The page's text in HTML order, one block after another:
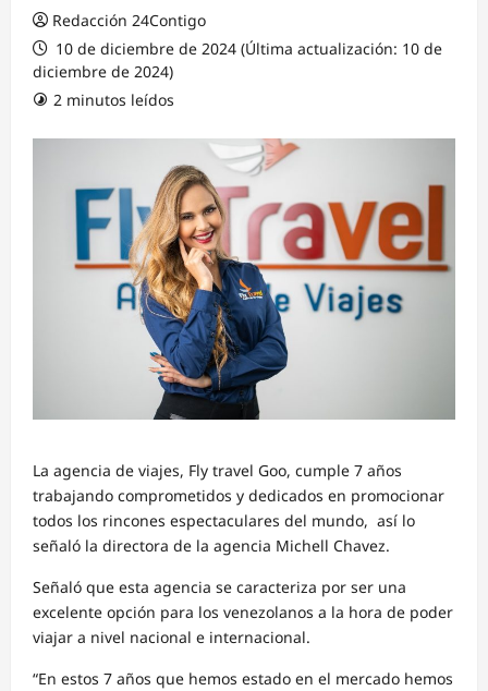
Redacción 24Contigo
10 de diciembre de 2024 (Última actualización: 10 de
diciembre de 2024)
2 minutos leídos
La agencia de viajes, Fly travel Goo, cumple 7 años
trabajando comprometidos y dedicados en promocionar
todos los rincones espectaculares del mundo, así lo
señaló la directora de la agencia Michell Chavez.
Señaló que esta agencia se caracteriza por ser una
excelente opción para los venezolanos a la hora de poder
viajar a nivel nacional e internacional.
“En estos 7 años que hemos estado en el mercado hemos